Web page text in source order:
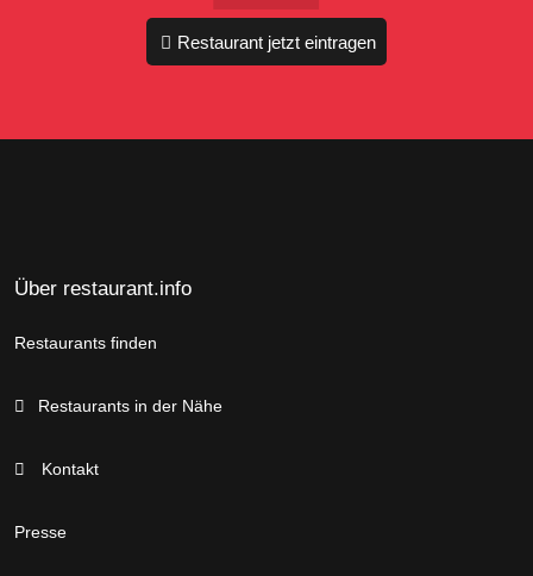
Restaurant jetzt eintragen
Über restaurant.info
Restaurants finden
Restaurants in der Nähe
Kontakt
Presse